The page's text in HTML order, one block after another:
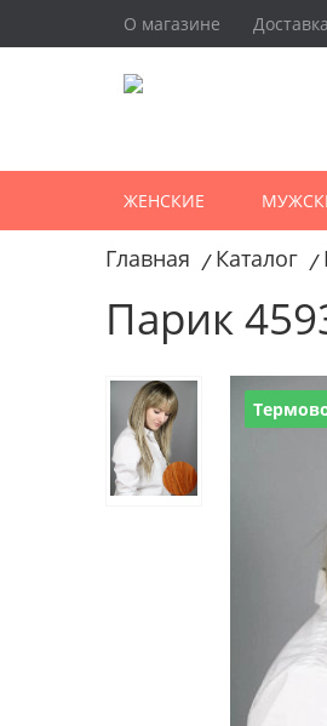
О магазине
ЖЕНСКИЕ
Главная / Каталог /
Парик